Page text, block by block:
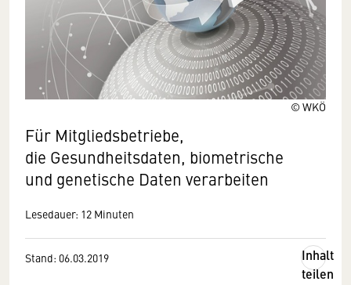
© WKÖ
Für Mitgliedsbetriebe,
die Gesundheitsdaten, biometrische
und genetische Daten verarbeiten
Lesedauer: 12 Minuten
Stand: 06.03.2019
Inhalt
teilen